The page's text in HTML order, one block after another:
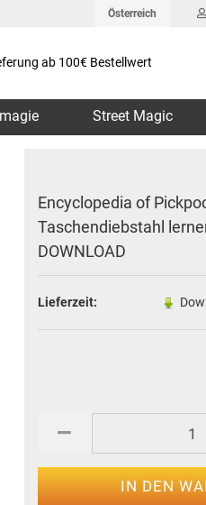
Österreich
Konto erstellen
ab 100€ Bestellwert
Street Magic
Encyclopedia of
Taschendiebstahl
DOWNLOAD
Lieferzeit: